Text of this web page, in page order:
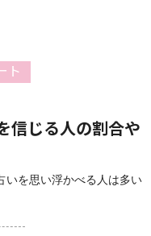
ト
信じる人の割合や
いを思い浮かべる人は多い